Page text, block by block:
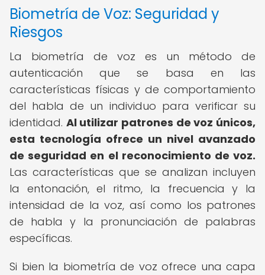
Biometría de Voz: Seguridad y
Riesgos
La biometría de voz es un método de
autenticación que se basa en las
características físicas y de comportamiento
del habla de un individuo para verificar su
identidad. Al utilizar patrones de voz únicos,
esta tecnología ofrece un nivel avanzado
de seguridad en el reconocimiento de voz.
Las características que se analizan incluyen
la entonación, el ritmo, la frecuencia y la
intensidad de la voz, así como los patrones
de habla y la pronunciación de palabras
específicas.
Si bien la biometría de voz ofrece una capa